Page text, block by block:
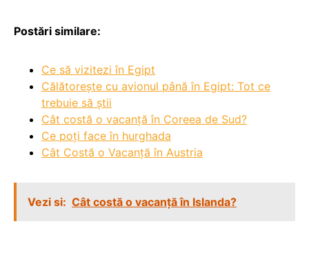
Postări similare:
Ce să vizitezi în Egipt
Călătorește cu avionul până în Egipt: Tot ce
trebuie să știi
Cât costă o vacanță în Coreea de Sud?
Ce poți face în hurghada
Cât Costă o Vacanță în Austria
Vezi si: Cât costă o vacanță în Islanda?